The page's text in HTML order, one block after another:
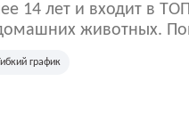
14 лет и входит в
животных.
(Wildberries,
и за ее
график